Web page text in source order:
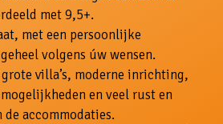
met 9,5+.
met een persoonlijke
volgens úw wensen.
villa’s, moderne inrichting,
en veel rust en
accommodaties.